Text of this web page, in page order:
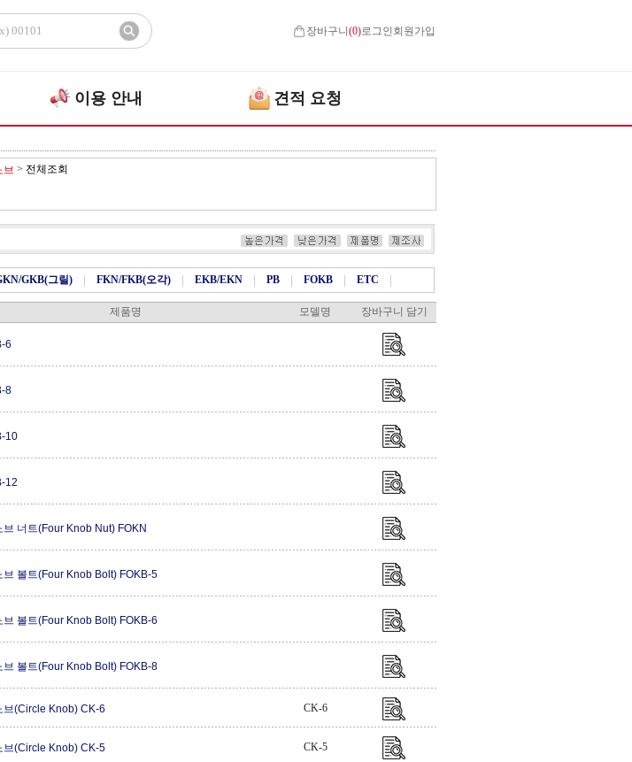
장바구니(0)로그인 회원가입
이용 안내 견적 요청
브 > 전체조회
GKB(그릴) FKN/FKB(오각) EKB/EKN PB FOKB ETC
제품명 모델명 장바구니 담기
6
8
10
12
브 너트(Four Knob Nut) FOKN
브 볼트(Four Knob Bolt) FOKB-5
브 볼트(Four Knob Bolt) FOKB-6
브 볼트(Four Knob Bolt) FOKB-8
브(Circle Knob) CK-6 CK-6
브(Circle Knob) CK-5 CK-5